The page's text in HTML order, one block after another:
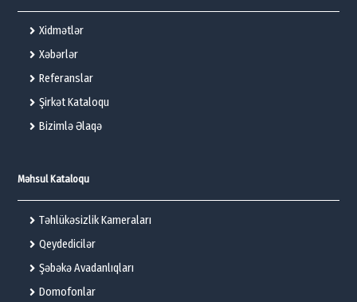
Xidmətlər
Xəbərlər
Referanslar
Şirkət Kataloqu
Bizimlə Əlaqə
Məhsul Kataloqu
Təhlükəsizlik Kameraları
Qeydedicilər
Şəbəkə Avadanlıqları
Domofonlar